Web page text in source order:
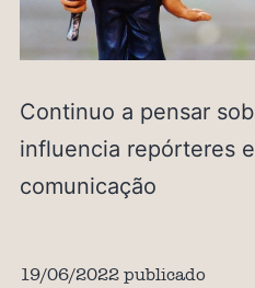
Continuo a pensar
influencia repórteres
comunicação
19/06/2022publicado